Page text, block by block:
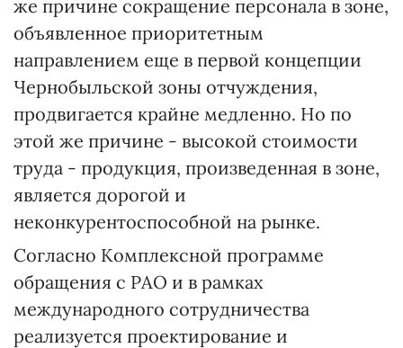
же причине сокращение персонала в зоне,
объявленное приоритетным
направлением еще в первой концепции
Чернобыльской зоны отчуждения,
продвигается крайне медленно. Но по
этой же причине - высокой стоимости
труда - продукция, произведенная в зоне,
является дорогой и
неконкурентоспособной на рынке.
Согласно Комплексной программе
обращения с РАО и в рамках
международного сотрудничества
реализуется проектирование и